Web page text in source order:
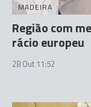
MADEIRA
Região com
rácio europeu
28 Out 11:52